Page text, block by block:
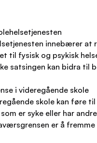
innebærer
til fysisk og psykisk
satsingen kan bidra til
i videregående skole
skole kan føre
er syke eller har
er å